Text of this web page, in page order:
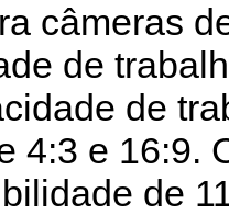
câmeras
de
de
4:3 e 16:9.
de